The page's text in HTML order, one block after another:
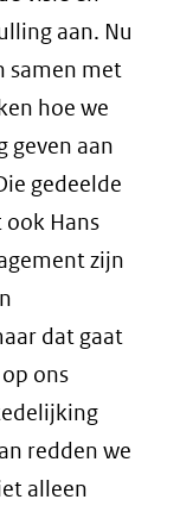
aan. Nu
samen met
hoe we
geven aan
gedeelde
ook Hans
zijn
dat gaat
ons
redden we
alleen